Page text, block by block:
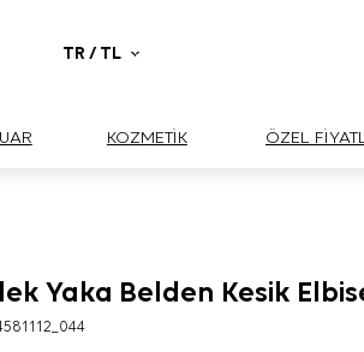
TR / TL
KOZMETİK ÖZEL
Yaka Belden Kesik